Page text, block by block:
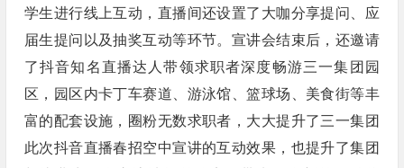
学生进行线上互动，直播间还设置了大咖分享提问、应
届生提问以及抽奖互动等环节。宣讲会结束后，还邀请
了抖音知名直播达人带领求职者深度畅游三一集团园
区，园区内卡丁车赛道、游泳馆、篮球场、美食街等丰
富的配套设施，圈粉无数求职者，大大提升了三一集团
此次抖音直播春招空中宣讲的互动效果，也提升了集团